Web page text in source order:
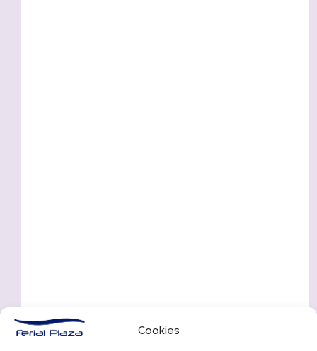
Cookies